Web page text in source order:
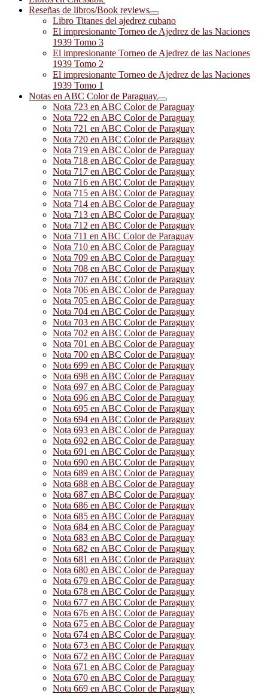
Reseñas de libros/Book reviews
Libro Titanes del ajedrez cubano
El impresionante Torneo de Ajedrez de las Naciones
1939 Tomo 3
El impresionante Torneo de Ajedrez de las Naciones
1939 Tomo 2
El impresionante Torneo de Ajedrez de las Naciones
1939 Tomo 1
Notas en ABC Color de Paraguay
Nota 723 en ABC Color de Paraguay
Nota 722 en ABC Color de Paraguay
Nota 721 en ABC Color de Paraguay
Nota 720 en ABC Color de Paraguay
Nota 719 en ABC Color de Paraguay
Nota 718 en ABC Color de Paraguay
Nota 717 en ABC Color de Paraguay
Nota 716 en ABC Color de Paraguay
Nota 715 en ABC Color de Paraguay
Nota 714 en ABC Color de Paraguay
Nota 713 en ABC Color de Paraguay
Nota 712 en ABC Color de Paraguay
Nota 711 en ABC Color de Paraguay
Nota 710 en ABC Color de Paraguay
Nota 709 en ABC Color de Paraguay
Nota 708 en ABC Color de Paraguay
Nota 707 en ABC Color de Paraguay
Nota 706 en ABC Color de Paraguay
Nota 705 en ABC Color de Paraguay
Nota 704 en ABC Color de Paraguay
Nota 703 en ABC Color de Paraguay
Nota 702 en ABC Color de Paraguay
Nota 701 en ABC Color de Paraguay
Nota 700 en ABC Color de Paraguay
Nota 699 en ABC Color de Paraguay
Nota 698 en ABC Color de Paraguay
Nota 697 en ABC Color de Paraguay
Nota 696 en ABC Color de Paraguay
Nota 695 en ABC Color de Paraguay
Nota 694 en ABC Color de Paraguay
Nota 693 en ABC Color de Paraguay
Nota 692 en ABC Color de Paraguay
Nota 691 en ABC Color de Paraguay
Nota 690 en ABC Color de Paraguay
Nota 689 en ABC Color de Paraguay
Nota 688 en ABC Color de Paraguay
Nota 687 en ABC Color de Paraguay
Nota 686 en ABC Color de Paraguay
Nota 685 en ABC Color de Paraguay
Nota 684 en ABC Color de Paraguay
Nota 683 en ABC Color de Paraguay
Nota 682 en ABC Color de Paraguay
Nota 681 en ABC Color de Paraguay
Nota 680 en ABC Color de Paraguay
Nota 679 en ABC Color de Paraguay
Nota 678 en ABC Color de Paraguay
Nota 677 en ABC Color de Paraguay
Nota 676 en ABC Color de Paraguay
Nota 675 en ABC Color de Paraguay
Nota 674 en ABC Color de Paraguay
Nota 673 en ABC Color de Paraguay
Nota 672 en ABC Color de Paraguay
Nota 671 en ABC Color de Paraguay
Nota 670 en ABC Color de Paraguay
Nota 669 en ABC Color de Paraguay